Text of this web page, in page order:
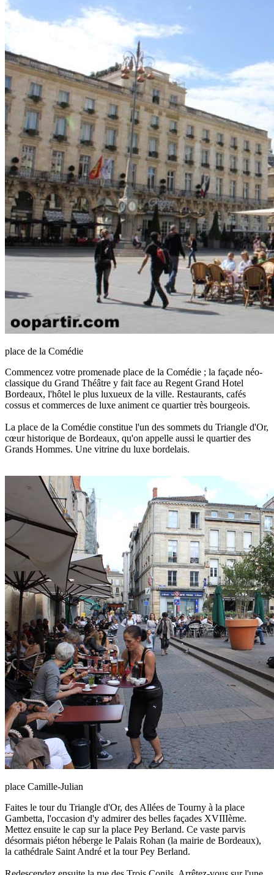
place de la Comédie
Commencez votre promenade place de la Comédie ; la façade néo-
classique du Grand Théâtre y fait face au Regent Grand Hotel
Bordeaux, l'hôtel le plus luxueux de la ville. Restaurants, cafés
cossus et commerces de luxe animent ce quartier très bourgeois.
La place de la Comédie constitue l'un des sommets du Triangle d'Or,
cœur historique de Bordeaux, qu'on appelle aussi le quartier des
Grands Hommes. Une vitrine du luxe bordelais.
place Camille-Julian
Faites le tour du Triangle d'Or, des Allées de Tourny à la place
Gambetta, l'occasion d'y admirer des belles façades XVIIIème.
Mettez ensuite le cap sur la place Pey Berland. Ce vaste parvis
désormais piéton héberge le Palais Rohan (la mairie de Bordeaux),
la cathédrale Saint André et la tour Pey Berland.